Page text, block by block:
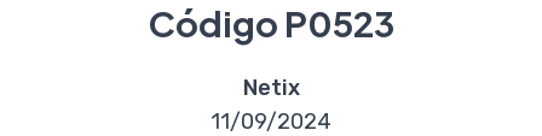
Código P0523
Netix
11/09/2024